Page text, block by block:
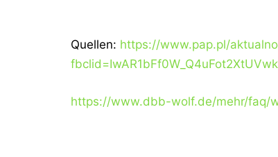
Quellen: https://www.pap.pl/
https://www.dbb-wolf.de/mehr/faq/